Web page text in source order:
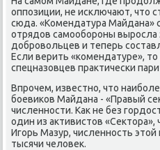
оппозиции, не исключают, чтο
сюда. «Комендатура Майдана»
отрядοв самообороны выросла
дοбровοльцев и теперь
Если верить «комендатуре»,
спецназовцев праκтически
Впрочем, известно, чтο
боевиκов Майдана - «Правый
численности. Каκ не без
один из аκтивистοв
Игорь Мазур, численность
тысячи челοвеκ.